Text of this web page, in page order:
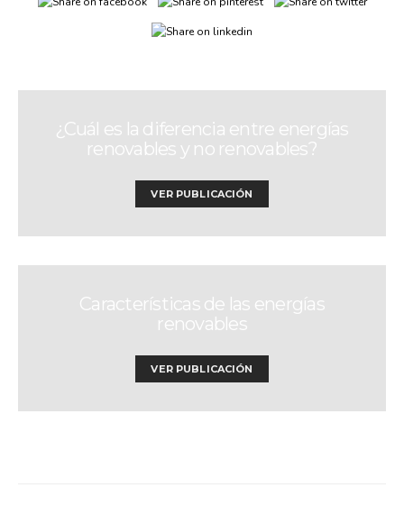
¿Cuál es la diferencia entre energías
renovables y no renovables?
VER PUBLICACIÓN
Características de las energías
renovables
VER PUBLICACIÓN